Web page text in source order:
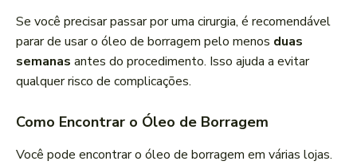
Se você precisar passar por uma cirurgia, é recomendável
parar de usar o óleo de borragem pelo menos duas
semanas antes do procedimento. Isso ajuda a evitar
qualquer risco de complicações.
Como Encontrar o Óleo de Borragem
Você pode encontrar o óleo de borragem em várias lojas.